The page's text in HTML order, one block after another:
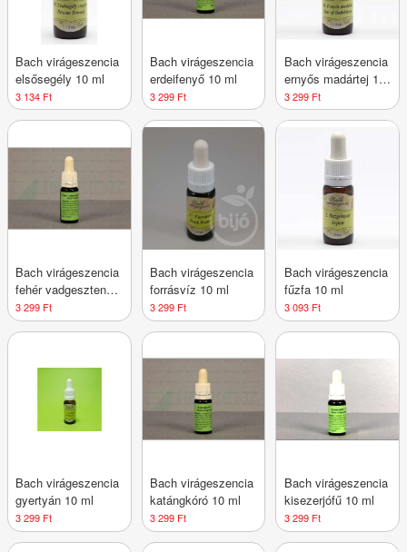
Bach virágeszencia
elsősegély 10 ml
3 134 Ft
Bach virágeszencia
erdeifenyő 10 ml
3 299 Ft
Bach virágeszencia
ernyős madártej 10
ml
3 299 Ft
Bach virágeszencia
fehér vadgesztenye
10 ml
3 299 Ft
Bach virágeszencia
forrásvíz 10 ml
3 299 Ft
Bach virágeszencia
fűzfa 10 ml
3 093 Ft
Bach virágeszencia
gyertyán 10 ml
3 299 Ft
Bach virágeszencia
katángkóró 10 ml
3 299 Ft
Bach virágeszencia
kisezerjófű 10 ml
3 299 Ft